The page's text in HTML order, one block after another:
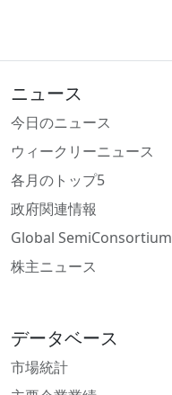
ニュース
今日のニュース
ウィークリーニュース
各月のトップ5
政府関連情報
Global SemiConsortium
株主ニュース
データベース
市場統計